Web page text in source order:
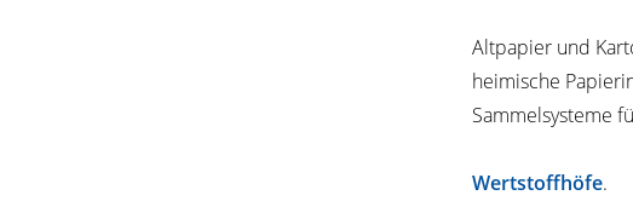
Altpapier und
heimische
Sammelsysteme
Wertstoffhöfe.